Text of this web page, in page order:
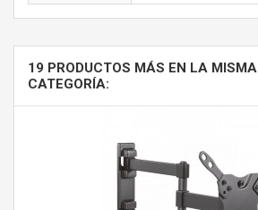
19 PRODUCTOS MÁS EN LA MISMA
CATEGORÍA: